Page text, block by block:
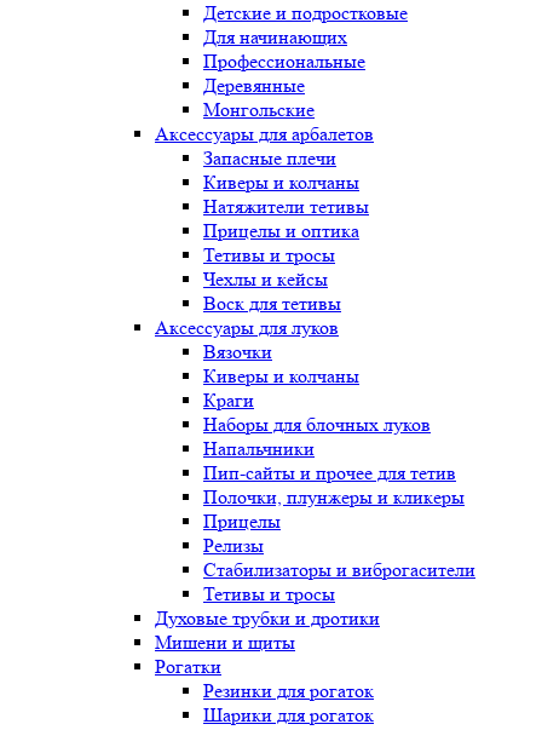
Детские и подростковые
Для начинающих
Профессиональные
Деревянные
Монгольские
Аксессуары для арбалетов
Запасные плечи
Киверы и колчаны
Натяжители тетивы
Прицелы и оптика
Тетивы и тросы
Чехлы и кейсы
Воск для тетивы
Аксессуары для луков
Вязочки
Киверы и колчаны
Краги
Наборы для блочных луков
Напальчники
Пип-сайты и прочее для тетив
Полочки, плунжеры и кликеры
Прицелы
Релизы
Стабилизаторы и виброгасители
Тетивы и тросы
Духовые трубки и дротики
Мишени и щиты
Рогатки
Резинки для рогаток
Шарики для рогаток